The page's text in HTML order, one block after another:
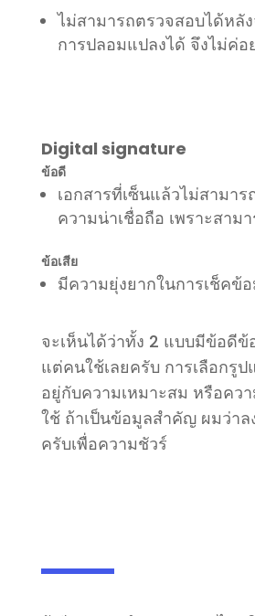
ไม่สามารถตรวจสอบได้หลั
การปลอมแปลงได้ จึงไม่ค่อ
Digital signature
ข้อดี
เอกสารที่เซ็นแล้วไม่สามา
ความน่าเชื่อถือ เพราะสาม
ข้อเสีย
มีความยุ่งยากในการเช็คข้
จะเห็นได้ว่าทั้ง 2 แบบมีข้อดีข้
แต่คนใช้เลยครับ การเลือกรู
อยู่กับความเหมาะสม หรือคว
ใช้ ถ้าเป็นข้อมูลสำคัญ ผมว่าล
ครับเพื่อความชัวร์